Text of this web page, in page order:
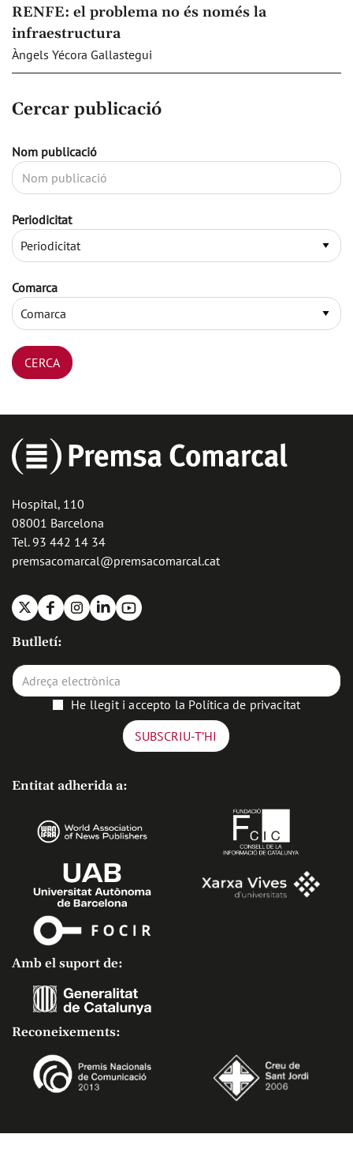
RENFE: el problema no és només la
infraestructura
Àngels Yécora Gallastegui
Cercar publicació
Nom publicació
Periodicitat
Comarca
Hospital, 110
08001 Barcelona
Tel. 93 442 14 34
premsacomarcal@premsacomarcal.cat
X FacebookInstagram
LinkedinYoutube
Butlletí:
He llegit i accepto la Política de privacitat
Entitat adherida a:
Amb el suport de:
Reconeixements: